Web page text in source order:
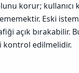
korur; kullanıcı
Eski
açık bırakabilir.
kontrol edilmelidir.